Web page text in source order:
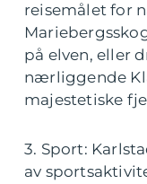
reisemålet for
på elven, eller
nærliggende
majestetiske
3. Sport:
av